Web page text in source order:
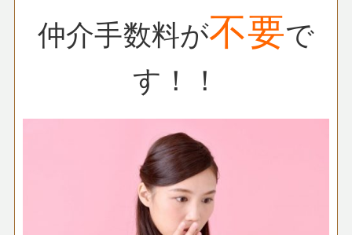
仲介手数料が不要で
す！！